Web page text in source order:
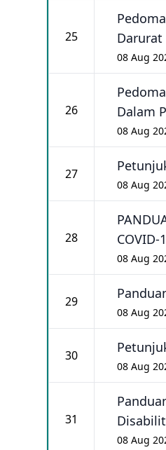
25
Darurat
08 Aug
26
Dalam
08 Aug
27
08 Aug
28
COVID-
08 Aug
29
08 Aug
30
08 Aug
31
08 Aug